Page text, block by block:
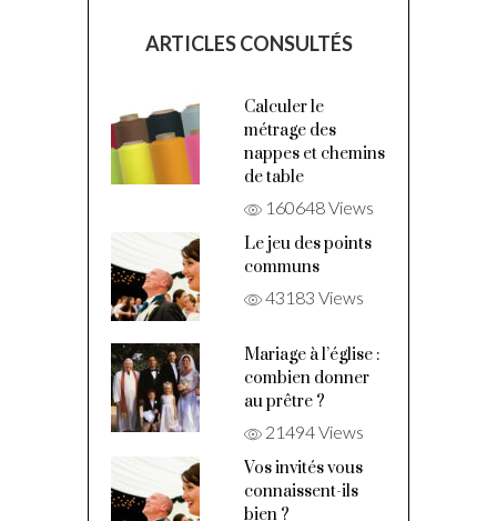
ARTICLES CONSULTÉS
Calculer le
métrage des
nappes et chemins
de table
160648 Views
Le jeu des points
communs
43183 Views
Mariage à l’église :
combien donner
au prêtre ?
21494 Views
Vos invités vous
connaissent-ils
bien ?